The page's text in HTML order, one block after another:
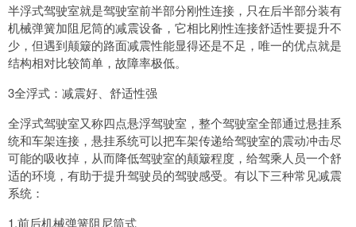
半浮式驾驶室就是驾驶室前半部分刚性连接，只在后半部分装有
机械弹簧加阻尼筒的减震设备，它相比刚性连接舒适性要提升不
少，但遇到颠簸的路面减震性能显得还是不足，唯一的优点就是
结构相对比较简单，故障率极低。
3全浮式：减震好、舒适性强
全浮式驾驶室又称四点悬浮驾驶室，整个驾驶室全部通过悬挂系
统和车架连接，悬挂系统可以把车架传递给驾驶室的震动冲击尽
可能的吸收掉，从而降低驾驶室的颠簸程度，给驾乘人员一个舒
适的环境，有助于提升驾驶员的驾驶感受。有以下三种常见减震
系统：
1.前后机械弹簧阻尼筒式